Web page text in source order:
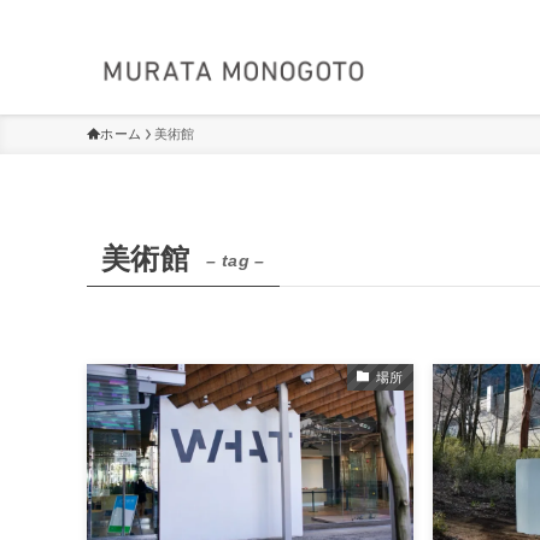
ホーム 美術館
美術館 – tag –
場所